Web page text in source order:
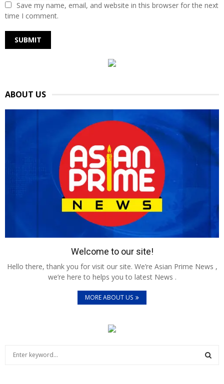
Save my name, email, and website in this browser for the next
time I comment.
ABOUT US
Welcome to our site!
Hello there, thank you for visit our site. We’re Asian Prime News ,
we’re here to helps you to latest News .
MORE ABOUT US